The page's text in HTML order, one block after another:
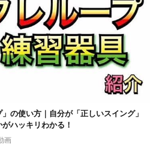
の使い方｜自分が「正しいスイング」
ハッキリわかる！
画